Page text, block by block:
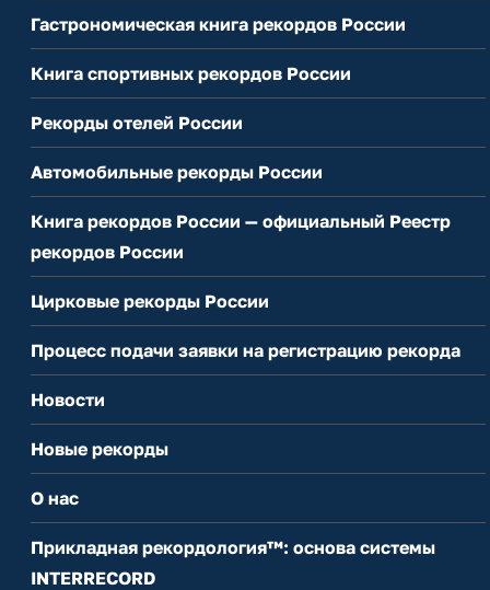
Гастрономическая книга рекордов России
Книга спортивных рекордов России
Рекорды отелей России
Автомобильные рекорды России
Книга рекордов России — официальный Реестр
рекордов России
Цирковые рекорды России
Процесс подачи заявки на регистрацию рекорда
Новости
Новые рекорды
О нас
Прикладная рекордология™: основа системы
INTERRECORD